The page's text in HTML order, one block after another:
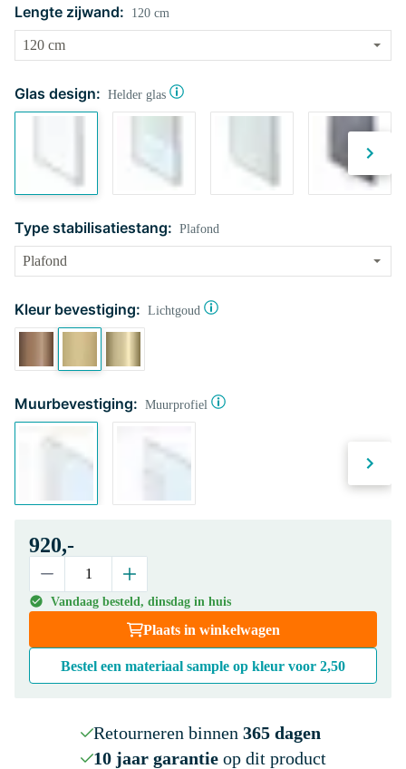
Lengte zijwand: 120 cm
Glas design: Helder glas
Type stabilisatiestang: Plafond
Kleur bevestiging: Lichtgoud
Muurbevestiging: Muurprofiel
920,-
Vandaag besteld, dinsdag in huis
Plaats in winkelwagen
Bestel een materiaal sample op kleur voor 2,50
Retourneren binnen 365 dagen
10 jaar garantieop dit product